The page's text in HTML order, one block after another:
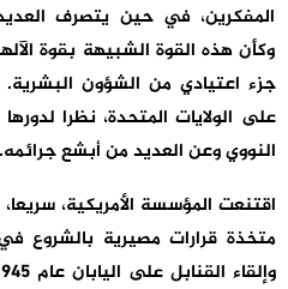
المفكرين، في حين يتصرف
وكأن هذه القوة الشبيهة بقوة
جزء اعتيادي من الشؤون البشرية.
على الولايات المتحدة، نظرا
النووي وعن العديد من أبشع جرائمه.
اقتنعت المؤسسة الأمريكية،